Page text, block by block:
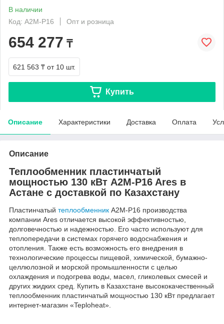
В наличии
Код: A2M-P16
Опт и розница
654 277 ₸
621 563 ₸ от 10 шт.
Купить
Описание Характеристики Доставка Оплата
Описание
Теплообменник пластинчатый
мощностью 130 кВт A2M-P16 Ares в
Астане с доставкой по Казахстану
Пластинчатый теплообменник A2M-P16 производства
компании Ares отличается высокой эффективностью,
долговечностью и надежностью. Его часто используют для
теплопередачи в системах горячего водоснабжения и
отопления. Также есть возможность его внедрения в
технологические процессы пищевой, химической, бумажно-
целлюлозной и морской промышленности с целью
охлаждения и подогрева воды, масел, гликолевых смесей и
других жидких сред. Купить в Казахстане высококачественный
теплообменник пластинчатый мощностью 130 кВт предлагает
интернет-магазин «Teploheat».